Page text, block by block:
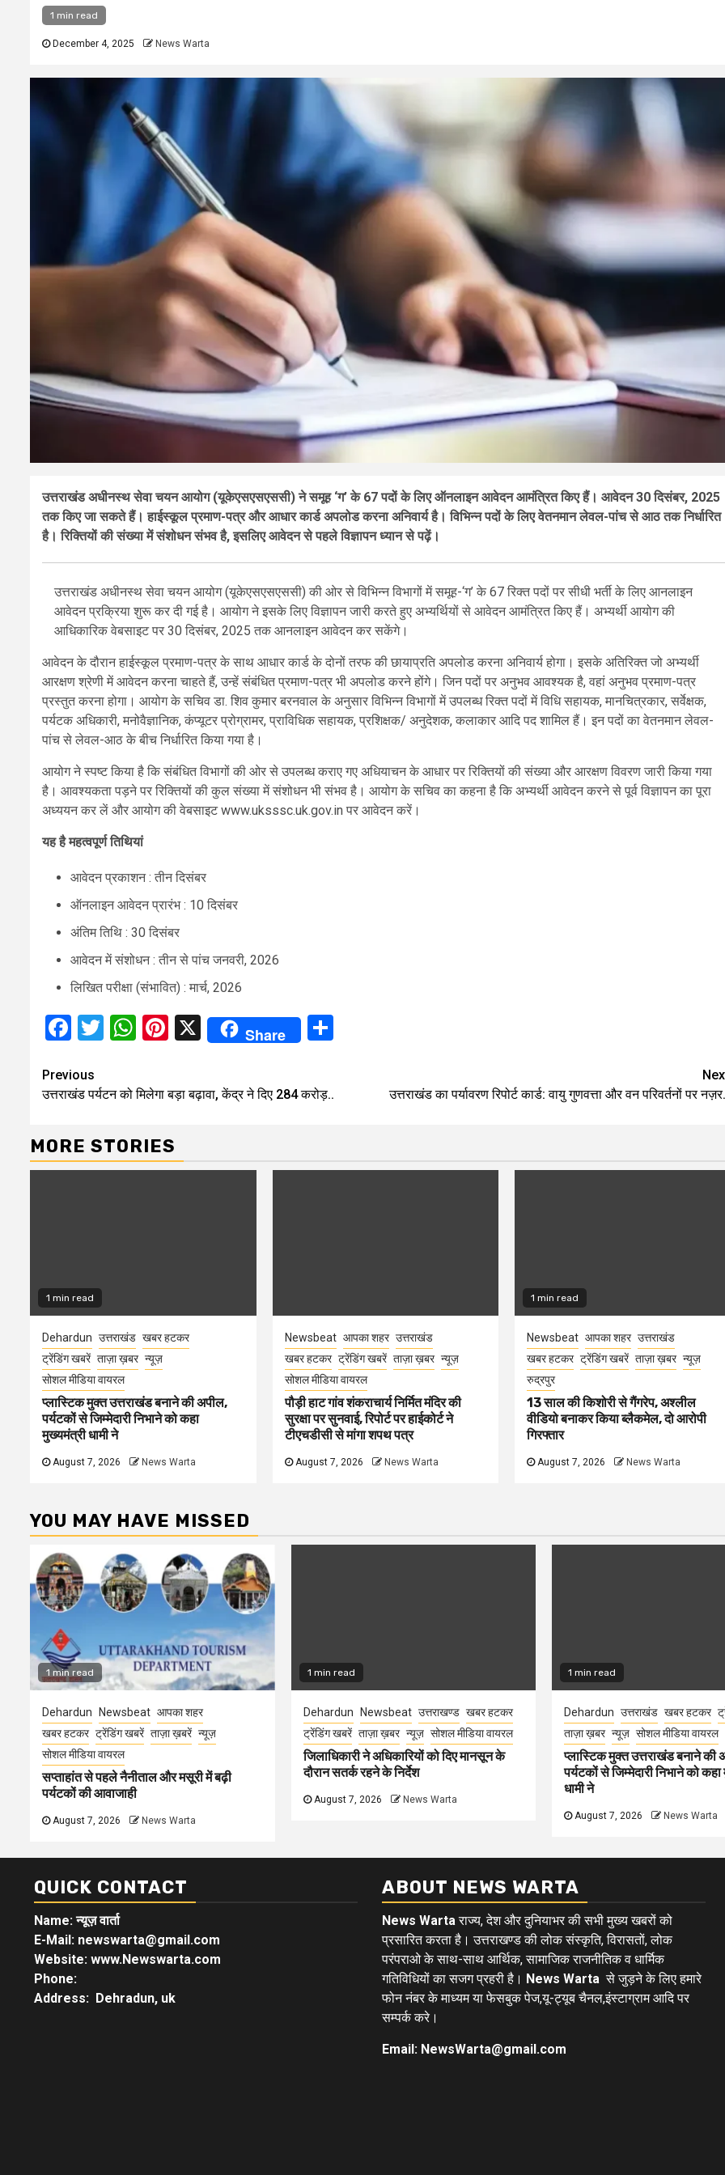
1 min read
December 4, 2025 News Warta
उत्तराखंड अधीनस्थ सेवा चयन आयोग (यूकेएसएसएससी) ने समूह ‘ग’ के 67 पदों के लिए ऑनलाइन आवेदन आमंत्रित किए हैं। आवेदन 30 दिसंबर, 2025
तक किए जा सकते हैं। हाईस्कूल प्रमाण-पत्र और आधार कार्ड अपलोड करना अनिवार्य है। विभिन्न पदों के लिए वेतनमान लेवल-पांच से आठ तक निर्धारित
है। रिक्तियों की संख्या में संशोधन संभव है, इसलिए आवेदन से पहले विज्ञापन ध्यान से पढ़ें।
उत्तराखंड अधीनस्थ सेवा चयन आयोग (यूकेएसएसएससी) की ओर से विभिन्न विभागों में समूह-‘ग’ के 67 रिक्त पदों पर सीधी भर्ती के लिए आनलाइन
आवेदन प्रक्रिया शुरू कर दी गई है। आयोग ने इसके लिए विज्ञापन जारी करते हुए अभ्यर्थियों से आवेदन आमंत्रित किए हैं। अभ्यर्थी आयोग की
आधिकारिक वेबसाइट पर 30 दिसंबर, 2025 तक आनलाइन आवेदन कर सकेंगे।
आवेदन के दौरान हाईस्कूल प्रमाण-पत्र के साथ आधार कार्ड के दोनों तरफ की छायाप्रति अपलोड करना अनिवार्य होगा। इसके अतिरिक्त जो अभ्यर्थी
आरक्षण श्रेणी में आवेदन करना चाहते हैं, उन्हें संबंधित प्रमाण-पत्र भी अपलोड करने होंगे। जिन पदों पर अनुभव आवश्यक है, वहां अनुभव प्रमाण-पत्र
प्रस्तुत करना होगा। आयोग के सचिव डा. शिव कुमार बरनवाल के अनुसार विभिन्न विभागों में उपलब्ध रिक्त पदों में विधि सहायक, मानचित्रकार, सर्वेक्षक,
पर्यटक अधिकारी, मनोवैज्ञानिक, कंप्यूटर प्रोग्रामर, प्राविधिक सहायक, प्रशिक्षक/ अनुदेशक, कलाकार आदि पद शामिल हैं। इन पदों का वेतनमान लेवल-
पांच से लेवल-आठ के बीच निर्धारित किया गया है।
आयोग ने स्पष्ट किया है कि संबंधित विभागों की ओर से उपलब्ध कराए गए अधियाचन के आधार पर रिक्तियों की संख्या और आरक्षण विवरण जारी किया गया
है। आवश्यकता पड़ने पर रिक्तियों की कुल संख्या में संशोधन भी संभव है। आयोग के सचिव का कहना है कि अभ्यर्थी आवेदन करने से पूर्व विज्ञापन का पूरा
अध्ययन कर लें और आयोग की वेबसाइट www.uksssc.uk.gov.in पर आवेदन करें।
यह है महत्वपूर्ण तिथियां
आवेदन प्रकाशन : तीन दिसंबर
ऑनलाइन आवेदन प्रारंभ : 10 दिसंबर
अंतिम तिथि : 30 दिसंबर
आवेदन में संशोधन : तीन से पांच जनवरी, 2026
लिखित परीक्षा (संभावित) : मार्च, 2026
Facebook
Twitter
WhatsApp
Pinterest
X Share
Continue
Reading
Previous
उत्तराखंड पर्यटन को मिलेगा बड़ा बढ़ावा, केंद्र ने दिए 284 करोड़..
उत्तराखंड का पर्यावरण रिपोर्ट कार्ड: वायु गुणवत्ता और वन परिवर्तनों पर
MORE STORIES
1 min read
Dehardun उत्तराखंड खबर हटकर
ट्रेंडिंग खबरें ताज़ा ख़बर न्यूज़
सोशल मीडिया वायरल
प्लास्टिक मुक्त उत्तराखंड बनाने की अपील,
पर्यटकों से जिम्मेदारी निभाने को कहा
मुख्यमंत्री धामी ने
August 7, 2026 News Warta
Newsbeat आपका शहर उत्तराखंड
खबर हटकर ट्रेंडिंग खबरें ताज़ा ख़बर न्यूज़
सोशल मीडिया वायरल
पौड़ी हाट गांव शंकराचार्य निर्मित मंदिर की
सुरक्षा पर सुनवाई, रिपोर्ट पर हाईकोर्ट ने
टीएचडीसी से मांगा शपथ पत्र
August 7, 2026 News Warta
1 min read
Newsbeat आपका शहर उत्तराखंड
खबर हटकर ट्रेंडिंग खबरें ताज़ा ख़बर न्यूज़
रुद्रपुर
13 साल की किशोरी से गैंगरेप, अश्लील
वीडियो बनाकर किया ब्लैकमेल, दो आरोपी
गिरफ्तार
August 7, 2026 News Warta
YOU MAY HAVE MISSED
1 min read
Dehardun Newsbeat आपका शहर
खबर हटकर ट्रेंडिंग खबरें ताज़ा ख़बरें न्यूज़
सोशल मीडिया वायरल
सप्ताहांत से पहले नैनीताल और मसूरी में बढ़ी
पर्यटकों की आवाजाही
August 7, 2026 News Warta
1 min read
Dehardun Newsbeat उत्तराखण्ड खबर हटकर
ट्रेंडिंग खबरें ताज़ा ख़बर न्यूज़ सोशल मीडिया वायरल
जिलाधिकारी ने अधिकारियों को दिए मानसून के
दौरान सतर्क रहने के निर्देश
August 7, 2026 News Warta
1 min read
Dehardun उत्तराखंड खबर हटकर
ताज़ा ख़बर न्यूज़ सोशल मीडिया वायरल
प्लास्टिक मुक्त उत्तराखंड बनाने की
पर्यटकों से जिम्मेदारी निभाने को
धामी ने
August 7, 2026 News Warta
QUICK CONTACT
Name: न्यूज़ वार्ता
E-Mail: newswarta@gmail.com
Website: www.Newswarta.com
Phone:
Address: Dehradun, uk
ABOUT NEWS WARTA
News Wartaराज्य, देश और दुनियाभर की सभी मुख्य खबरों को
प्रसारित करता है। उत्तराखण्ड की लोक संस्कृति, विरासतों, लोक
परंपराओ के साथ-साथ आर्थिक, सामाजिक राजनीतिक व धार्मिक
गतिविधियों का सजग प्रहरी है। News Warta से जुड़ने के लिए हमारे
फोन नंबर के माध्यम या फेसबुक पेज,यू-ट्यूब चैनल,इंस्टाग्राम आदि पर
सम्पर्क करे।
Email: NewsWarta@gmail.com